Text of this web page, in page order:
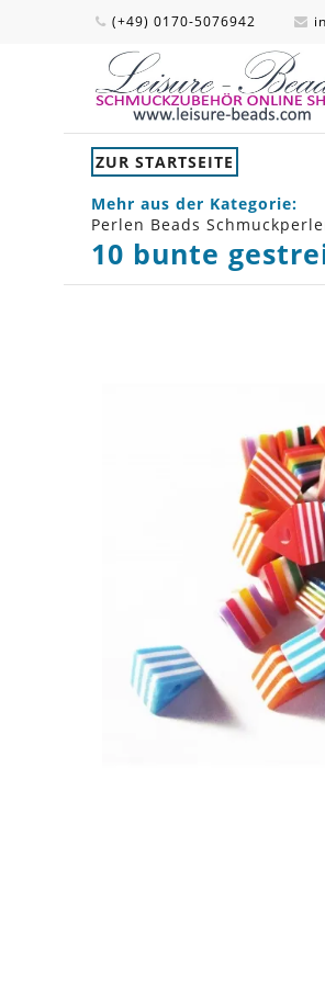
(+49) 0170-5076942
ZUR STARTSEITE
Mehr aus der Kategorie:
Perlen Beads
10 bunte